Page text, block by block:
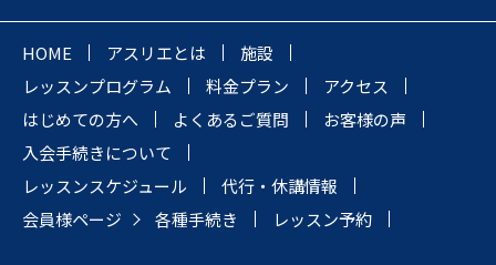
HOME アスリエとは
施設
レッスンプログラム
料金プラン
アクセス
はじめての方へ
よくあるご質問
お客様の声
入会手続きについて
レッスンスケジュール
代行・休講情報
会員様ページ
各種手続き レッスン予約